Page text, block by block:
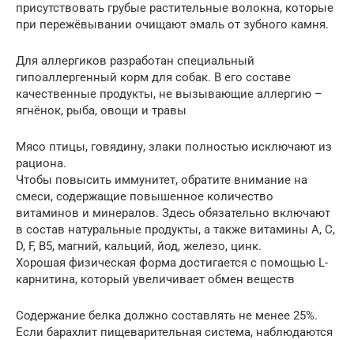
присутствовать грубые растительные волокна, которые
при пережёвывании очищают эмаль от зубного камня.
Для аллергиков разработан специальный
гипоаллергенный корм для собак. В его составе
качественные продукты, не вызывающие аллергию –
ягнёнок, рыба, овощи и травы
Мясо птицы, говядину, злаки полностью исключают из
рациона.
Чтобы повысить иммунитет, обратите внимание на
смеси, содержащие повышенное количество
витаминов и минералов. Здесь обязательно включают
в состав натуральные продукты, а также витамины A, C,
D, F, B5, магний, кальций, йод, железо, цинк.
Хорошая физическая форма достигается с помощью L-
карнитина, который увеличивает обмен веществ
Содержание белка должно составлять не менее 25%.
Если барахлит пищеварительная система, наблюдаются